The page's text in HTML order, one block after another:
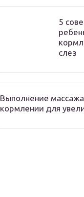
5
слез
Выполнение
кормлении для